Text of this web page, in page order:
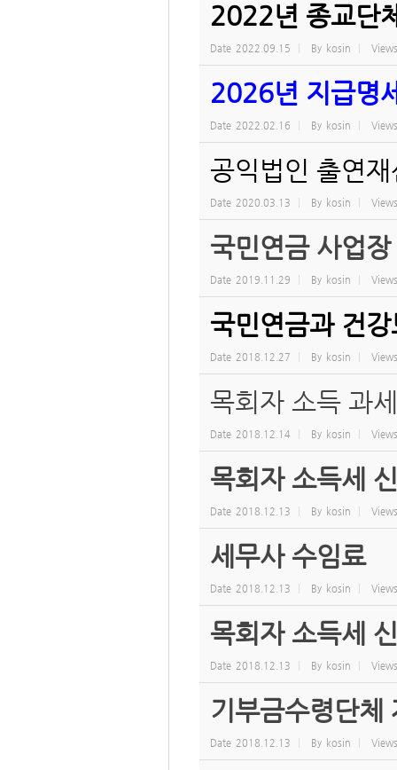
2022년 종교단
Date 2022.09.15 By kosin Views
2026년 지급명
Date 2022.02.16 By kosin Views
공익법인 출연
Date 2020.03.13 By kosin Views
국민연금 사업
Date 2019.11.29 By kosin Views
국민연금과 건
Date 2018.12.27 By kosin Views
목회자 소득 과
Date 2018.12.14 By kosin Views
목회자 소득세
Date 2018.12.13 By kosin Views
세무사 수임료
Date 2018.12.13 By kosin Views
목회자 소득세
Date 2018.12.13 By kosin Views
기부금수령단체
Date 2018.12.13 By kosin Views